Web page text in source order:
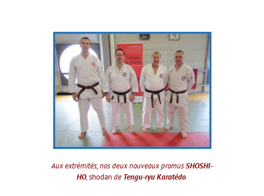
Aux extrémités, nos deux nouveaux promusSHOSHI-
HO,shodande Tengu-ryu Karatédo.